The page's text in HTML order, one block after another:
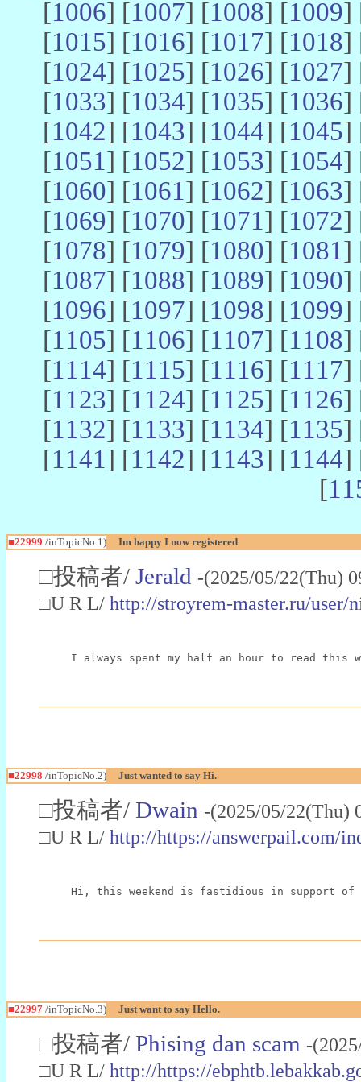
[1006] [1007] [1008] [1009]
[1015] [1016] [1017] [1018]
[1024] [1025] [1026] [1027]
[1033] [1034] [1035] [1036]
[1042] [1043] [1044] [1045]
[1051] [1052] [1053] [1054]
[1060] [1061] [1062] [1063]
[1069] [1070] [1071] [1072]
[1078] [1079] [1080] [1081]
[1087] [1088] [1089] [1090]
[1096] [1097] [1098] [1099]
[1105] [1106] [1107] [1108]
[1114] [1115] [1116] [1117]
[1123] [1124] [1125] [1126]
[1132] [1133] [1134] [1135]
[1141] [1142] [1143] [1144]
[
■22999 /inTopicNo.1) Im happy I now registered
□投稿者/ Jerald -(2025/05/22(Thu)
□U R L/ http://stroyrem-master.ru/user/
I always spent my half an hour to read
■22998 /inTopicNo.2) Just wanted to say Hi.
□投稿者/ Dwain -(2025/05/
□U R L/ http://https://answerpail.com/
Hi, this weekend is fastidious in support of
■22997 /inTopicNo.3) Just want to say Hello.
□投稿者/ Phising dan scam -
□U R L/ http://https://